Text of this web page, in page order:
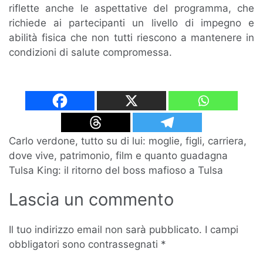
riflette anche le aspettative del programma, che
richiede ai partecipanti un livello di impegno e
abilità fisica che non tutti riescono a mantenere in
condizioni di salute compromessa.
Navigazione
articoli
Carlo verdone, tutto su di lui: moglie, figli, carriera,
dove vive, patrimonio, film e quanto guadagna
Tulsa King: il ritorno del boss mafioso a Tulsa
Lascia un commento
Il tuo indirizzo email non sarà pubblicato. I campi
obbligatori sono contrassegnati *